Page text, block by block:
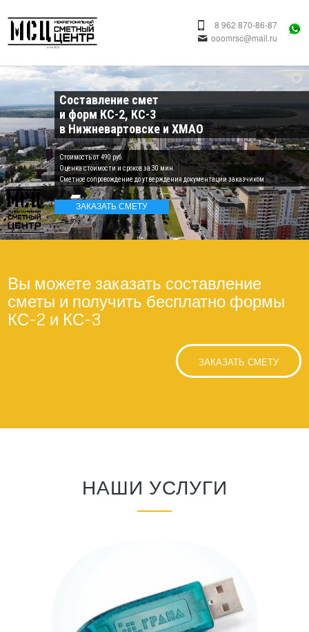
8 962 870-86-87
ooomrsc@mail.ru
Cтоимость от 490 руб.
Оценка стоимости и сроков за 30 мин.
Сметное сопровождение до утверждения документации заказчиком
Составление смет
и форм КС-2, КС-3
в Нижневартовске и ХМАО
ЗАКАЗАТЬ СМЕТУ
Вы можете заказать составление
сметы и получить бесплатно формы
КС-2 и КС-3
ЗАКАЗАТЬ СМЕТУ
НАШИ УСЛУГИ